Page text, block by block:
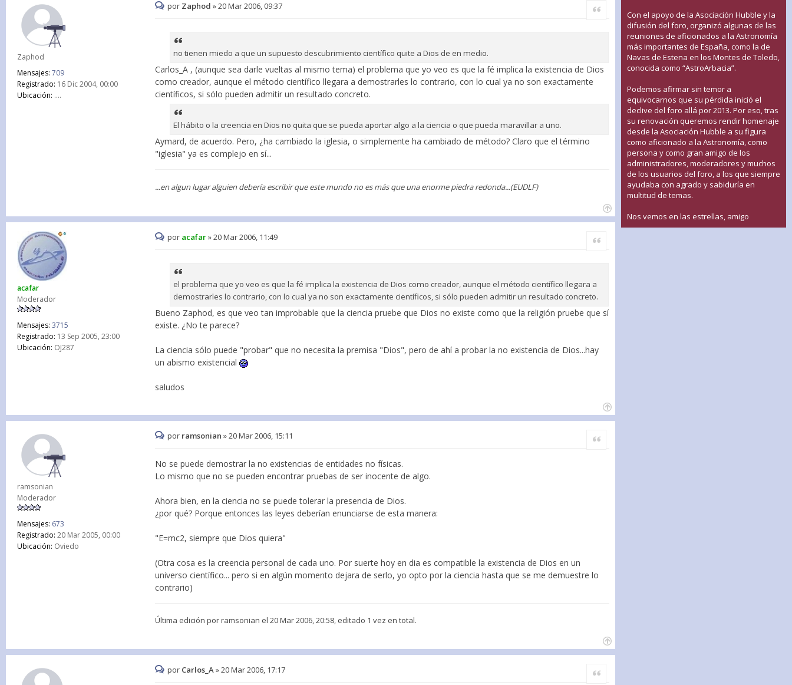
Zaphod
Mensajes: 709
Registrado: 16 Dic 2004, 00:00
Ubicación: ....
Citar
por Zaphod »20 Mar 2006, 09:37
no tienen miedo a que un supuesto descubrimiento científico quite a Dios de en medio.
Carlos_A , (aunque sea darle vueltas al mismo tema) el problema que yo veo es que la fé implica la existencia de Dios
como creador, aunque el método científico llegara a demostrarles lo contrario, con lo cual ya no son exactamente
científicos, si sólo pueden admitir un resultado concreto.
El hábito o la creencia en Dios no quita que se pueda aportar algo a la ciencia o que pueda maravillar a uno.
Aymard, de acuerdo. Pero, ¿ha cambiado la iglesia, o simplemente ha cambiado de método? Claro que el término
"iglesia" ya es complejo en sí...
...en algun lugar alguien debería escribir que este mundo no es más que una enorme piedra redonda...(EUDLF)
acafar
Moderador
Mensajes: 3715
Registrado: 13 Sep 2005, 23:00
Ubicación: OJ287
Citar
por acafar»20 Mar 2006, 11:49
el problema que yo veo es que la fé implica la existencia de Dios como creador, aunque el método científico llegara a
demostrarles lo contrario, con lo cual ya no son exactamente científicos, si sólo pueden admitir un resultado concreto.
Bueno Zaphod, es que veo tan improbable que la ciencia pruebe que Dios no existe como que la religión pruebe que sí
existe. ¿No te parece?
La ciencia sólo puede "probar" que no necesita la premisa "Dios", pero de ahí a probar la no existencia de Dios...hay
un abismo existencial
saludos
ramsonian
Moderador
Mensajes: 673
Registrado: 20 Mar 2005, 00:00
Ubicación: Oviedo
Citar
por ramsonian »20 Mar 2006, 15:11
No se puede demostrar la no existencias de entidades no físicas.
Lo mismo que no se pueden encontrar pruebas de ser inocente de algo.
Ahora bien, en la ciencia no se puede tolerar la presencia de Dios.
¿por qué? Porque entonces las leyes deberían enunciarse de esta manera:
"E=mc2, siempre que Dios quiera"
(Otra cosa es la creencia personal de cada uno. Por suerte hoy en dia es compatible la existencia de Dios en un
universo científico... pero si en algún momento dejara de serlo, yo opto por la ciencia hasta que se me demuestre lo
contrario)
Última edición porramsonian el 20 Mar 2006, 20:58, editado 1 vez en total.
Citar
por Carlos_A»20 Mar 2006, 17:17
Con el apoyo de la Asociación Hubble y la
difusión del foro, organizó algunas de las
reuniones de aficionados a la Astronomía
más importantes de España, como la de
Navas de Estena en los Montes de Toledo,
conocida como “AstroArbacia”.
Podemos afirmar sin temor a
equivocarnos que su pérdida inició el
declive del foro allá por 2013. Por eso, tras
su renovación queremos rendir homenaje
desde la Asociación Hubble a su figura
como aficionado a la Astronomía, como
persona y como gran amigo de los
administradores, moderadores y muchos
de los usuarios del foro, a los que siempre
ayudaba con agrado y sabiduría en
multitud de temas.
Nos vemos en las estrellas, amigo